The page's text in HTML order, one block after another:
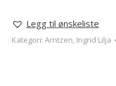
Legg til ønskeliste
Kategori: Arntzen, Ingrid Lilja